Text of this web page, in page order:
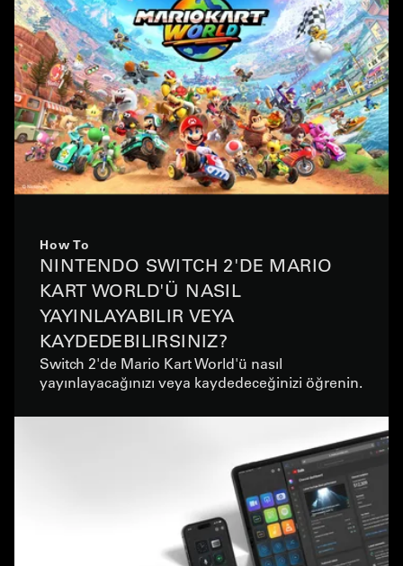
How To
NINTENDO SWITCH 2'DE MARIO
KART WORLD'Ü NASIL
YAYINLAYABILIR VEYA
KAYDEDEBILIRSINIZ?
Switch 2'de Mario Kart World'ü nasıl
yayınlayacağınızı veya kaydedeceğinizi öğrenin.